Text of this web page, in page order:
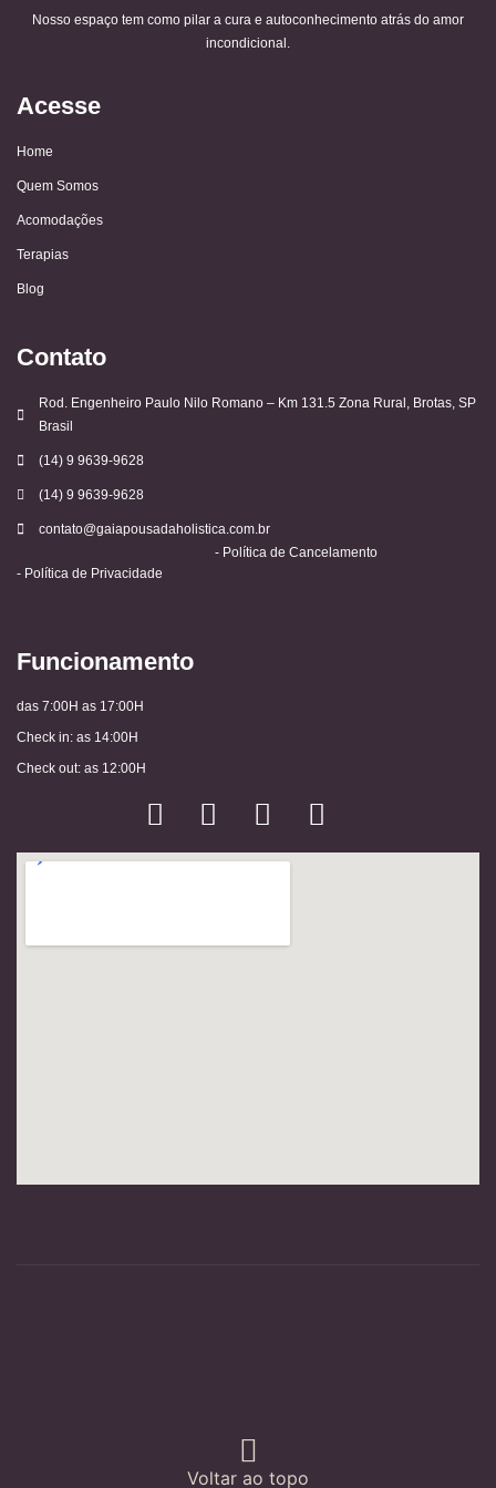
Nosso espaço tem como pilar a cura e autoconhecimento atrás do amor
incondicional.
Acesse
Home
Quem Somos
Acomodações
Terapias
Blog
Contato
Rod. Engenheiro Paulo Nilo Romano – Km 131.5 Zona Rural, Brotas, SP
Brasil
(14) 9 9639-9628
(14) 9 9639-9628
contato@gaiapousadaholistica.com.br
- Política de Privacidade
- Política de Cancelamento
Funcionamento
das 7:00H as 17:00H
Check in: as 14:00H
Check out: as 12:00H
Voltar ao topo